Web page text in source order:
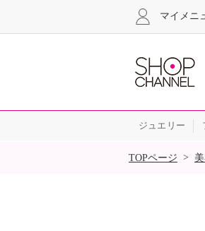
マイメニ
ジュエリー
SALE
TOPページ >